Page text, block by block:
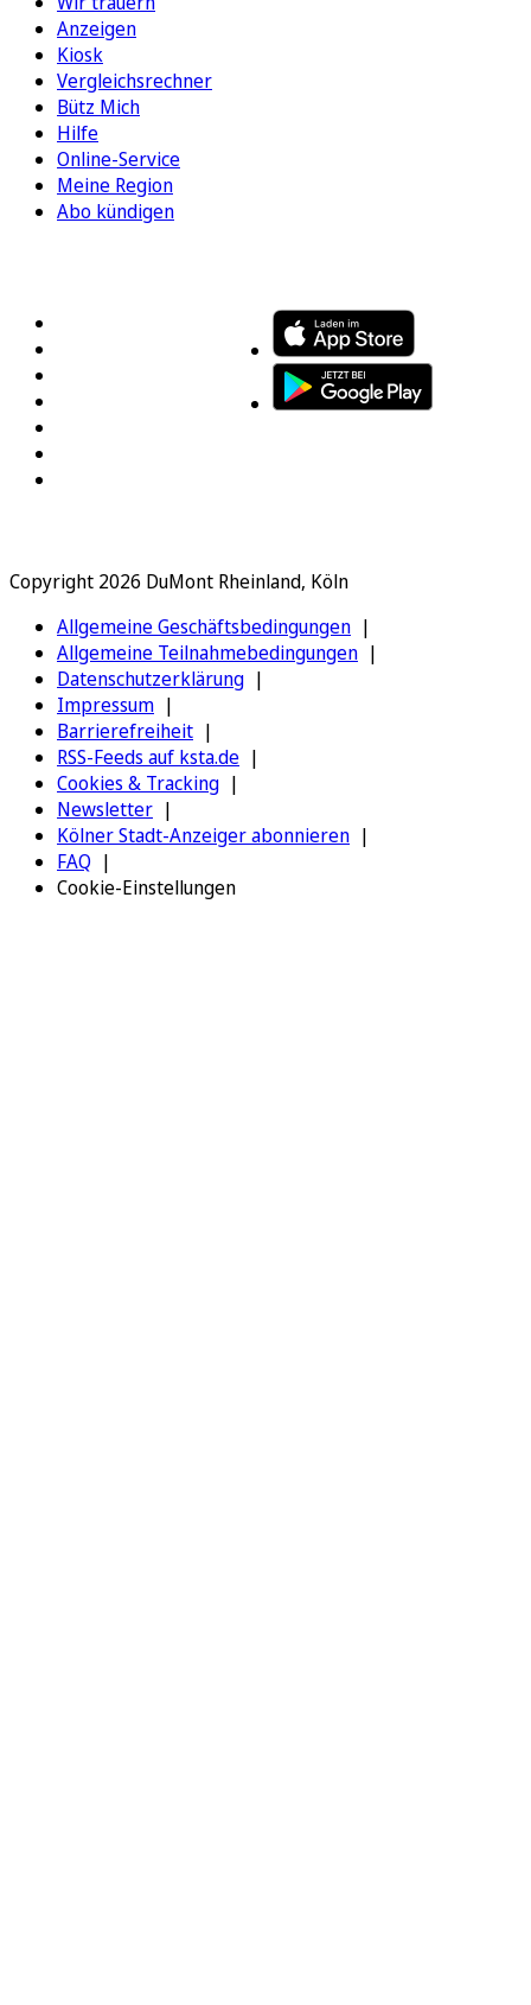
Anzeigen
Kiosk
Vergleichsrechner
Bütz Mich
Hilfe
Online-Service
Meine Region
Abo kündigen
Copyright 2026 DuMont Rheinland, Köln
Allgemeine Geschäftsbedingungen
Allgemeine Teilnahmebedingungen
Datenschutzerklärung
Impressum
Barrierefreiheit
RSS-Feeds auf ksta.de
Cookies & Tracking
Newsletter
Kölner Stadt-Anzeiger abonnieren
FAQ
Cookie-Einstellungen